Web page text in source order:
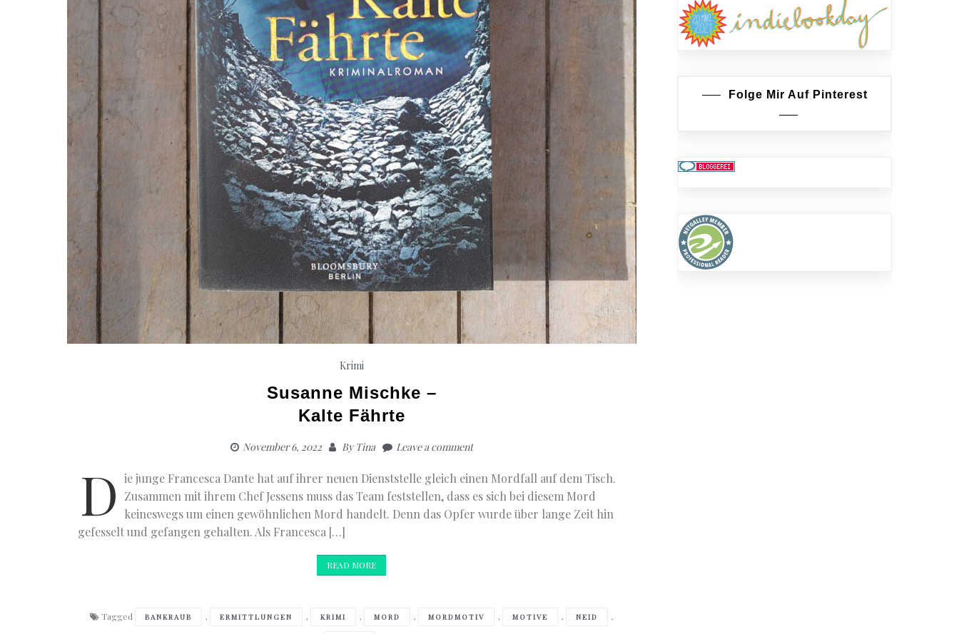
Krimi
Susanne Mischke –
Kalte Fährte
November 6, 2022 ByTina Leave a comment
D ie junge Francesca Dante hat auf ihrer neuen Dienststelle gleich einen Mordfall auf dem Tisch.
Zusammen mit ihrem Chef Jessens muss das Team feststellen, dass es sich bei diesem Mord
keineswegs um einen gewöhnlichen Mord handelt. Denn das Opfer wurde über lange Zeit hin
gefesselt und gefangen gehalten. Als Francesca […]
READ MORE
Tagged BANKRAUB , ERMITTLUNGEN , KRIMI , MORD , MORDMOTIV , MOTIVE , NEID ,
Folge Mir Auf Pinterest